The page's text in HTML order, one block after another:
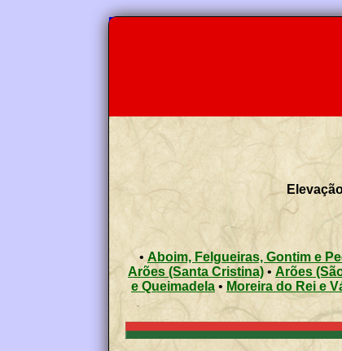
•Aboim, Felgueiras, Gontim e
Arões (Santa Cristina) • Arões
e Queimadela • Moreira do Rei e